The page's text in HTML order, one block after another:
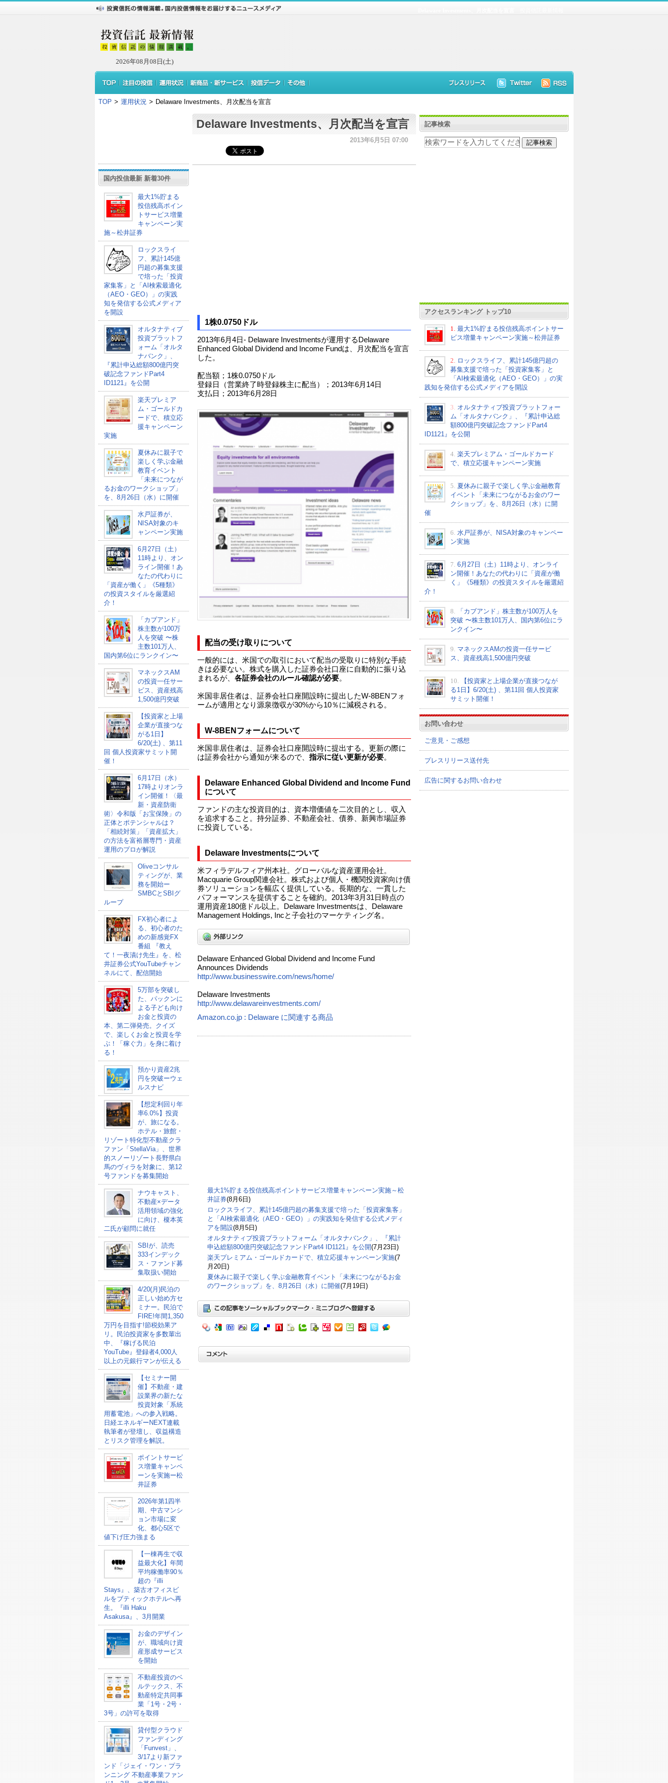
2026年08月08日(土)
TOP > 運用状況 > Delaware Investments、月次配当を宣言
国内投信最新 新着30件
最大1%貯まる
投信残高ポイン
トサービス増量
キャンペーン実
施～松井証券
ロックスライ
フ、累計145億
円超の募集支援
で培った「投資
家集客」と「AI検索最適化
（AEO・GEO）」の実践
知を発信する公式メディア
を開設
オルタナティブ
投資プラットフ
ォーム「オルタ
ナバンク」、
『累計申込総額800億円突
破記念ファンドPart4
ID1121』を公開
楽天プレミア
ム・ゴールドカ
ードで、積立応
援キャンペーン
実施
夏休みに親子で
楽しく学ぶ金融
教育イベント
「未来につなが
るお金のワークショップ」
を、8月26日（水）に開催
水戸証券が、
NISA対象のキ
ャンペーン実施
6月27日（土）
11時より、オン
ライン開催！あ
なたの代わりに
「資産が働く」《5種類》
の投資スタイルを厳選紹
介！
「カブアンド」
株主数が100万
人を突破 〜株
主数101万人、
国内第6位にランクイン〜
マネックスAM
の投資一任サー
ビス、資産残高
1,500億円突破
【投資家と上場
企業が直接つな
がる1日】
6/20(土) 、第11
回 個人投資家サミット開
催！
6月17日（水）
17時よりオンラ
イン開催！〈最
新・資産防衛
術〉令和版「お宝保険」の
正体とポテンシャルは？
「相続対策」「資産拡大」
の方法を富裕層専門・資産
運用のプロが解説
Oliveコンサル
ティングが、業
務を開始ー
SMBCとSBIグ
ループ
FX初心者によ
る、初心者のた
めの新感覚FX
番組 『教え
て！一夜漬け先生』を、松
井証券公式YouTubeチャン
ネルにて、配信開始
5万部を突破し
た、パックンに
よる子ども向け
お金と投資の
本、第二弾発売。クイズ
で、楽しくお金と投資を学
ぶ！「稼ぐ力」を身に着け
る！
預かり資産2兆
円を突破ーウェ
ルスナビ
【想定利回り年
率6.0%】投資
が、旅になる。
ホテル・旅館・
リゾート特化型不動産クラ
ファン「StellaVia」、世界
的スノーリゾート長野県白
馬のヴィラを対象に、第12
号ファンドを募集開始
ナウキャスト、
不動産×データ
活用領域の強化
に向け、榎本英
二氏が顧問に就任
SBIが、読売
333インデック
ス・ファンド募
集取扱い開始
4/20(月)民泊の
正しい始め方セ
ミナー。民泊で
FIRE!年間1,350
万円を目指す!節税効果ア
リ。民泊投資家を多数輩出
中、『稼げる民泊
YouTube』登録者4,000人
以上の元銀行マンが伝える
【セミナー開
催】不動産・建
設業界の新たな
投資対象「系統
用蓄電池」への参入戦略。
日経エネルギーNEXT連載
執筆者が登壇し、収益構造
とリスク管理を解説。
ポイントサービ
ス増量キャンペ
ーンを実施ー松
井証券
2026年第1四半
期、中古マンシ
ョン市場に変
化、都心5区で
値下げ圧力強まる
【一棟再生で収
益最大化】年間
平均稼働率90％
超の『illi
Stays』、築古オフィスビ
ルをブティックホテルへ再
生。『illi Haku
Asakusa』、3月開業
お金のデザイン
が、職域向け資
産形成サービス
を開始
不動産投資のベ
ルテックス、不
動産特定共同事
業「1号・2号・
3号」の許可を取得
貸付型クラウド
ファンディング
「Funvest」、
3/17より新ファ
ンド「ジェイ・ワン・プラ
ンニング 不動産事業ファン
Delaware Investments、月次配当を宣言
2013年6月5日 07:00
1株0.0750ドル
2013年6月4日- Delaware Investmentsが運用するDelaware
Enhanced Global Dividend and Income Fundは、月次配当を宣言
した。
配当額；1株0.0750ドル
登録日（営業終了時登録株主に配当）；2013年6月14日
支払日；2013年6月28日
配当の受け取りについて
一般的には、米国での取引において配当の受取りに特別な手続
きは必要ない。株式を購入した証券会社口座に自動的に振り込
まれるが、 各証券会社のルール確認が必要。
米国非居住者は、証券会社口座開設時に提出したW-8BENフォ
ームが適用となり源泉徴収が30%から10％に減税される。
W-8BENフォームについて
米国非居住者は、証券会社口座開設時に提出する。更新の際に
は証券会社から通知が来るので、 指示に従い更新が必要。
Delaware Enhanced Global Dividend and Income Fund
について
ファンドの主な投資目的は、資本増価値を二次目的とし、収入
を追求すること。持分証券、不動産会社、債券、新興市場証券
に投資している。
Delaware Investmentsについて
米フィラデルフィア州本社。グローバルな資産運用会社。
Macquarie Group関連会社。株式および個人・機関投資家向け債
券ソリューションを幅広く提供している。長期的な、一貫した
パフォーマンスを提供することを確約。2013年3月31日時点の
運用資産180億ドル以上。Delaware Investmentsは、Delaware
Management Holdings, Incと子会社のマーケティング名。
Delaware Enhanced Global Dividend and Income Fund
Announces Dividends
http://www.businesswire.com/news/home/
Delaware Investments
http://www.delawareinvestments.com/
Amazon.co.jp : Delaware に関連する商品
最大1%貯まる投信残高ポイントサービス増量キャンペーン実施～松
井証券(8月6日)
ロックスライフ、累計145億円超の募集支援で培った「投資家集客」
と「AI検索最適化（AEO・GEO）」の実践知を発信する公式メディ
アを開設(8月5日)
オルタナティブ投資プラットフォーム「オルタナバンク」、『累計
申込総額800億円突破記念ファンドPart4 ID1121』を公開(7月23日)
楽天プレミアム・ゴールドカードで、積立応援キャンペーン実施(7
月20日)
夏休みに親子で楽しく学ぶ金融教育イベント「未来につながるお金
のワークショップ」を、8月26日（水）に開催(7月19日)
記事検索
アクセスランキング トップ10
1.
最大1%貯まる投信残高ポイントサー
ビス増量キャンペーン実施～松井証券
2.
ロックスライフ、累計145億円超の
募集支援で培った「投資家集客」と
「AI検索最適化（AEO・GEO）」の実
践知を発信する公式メディアを開設
3. オルタナティブ投資プラットフォー
ム「オルタナバンク」、『累計申込総
額800億円突破記念ファンドPart4
ID1121』を公開
4. 楽天プレミアム・ゴールドカード
で、積立応援キャンペーン実施
5. 夏休みに親子で楽しく学ぶ金融教育
イベント「未来につながるお金のワー
クショップ」を、8月26日（水）に開
催
6. 水戸証券が、NISA対象のキャンペー
ン実施
7. 6月27日（土）11時より、オンライ
ン開催！あなたの代わりに「資産が働
く」《5種類》の投資スタイルを厳選紹
介！
8.
「カブアンド」株主数が100万人を
突破 〜株主数101万人、国内第6位にラ
ンクイン〜
9. マネックスAMの投資一任サービ
ス、資産残高1,500億円突破
10.
【投資家と上場企業が直接つなが
る1日】6/20(土) 、第11回 個人投資家
サミット開催！
お問い合わせ
ご意見・ご感想
プレスリリース送付先
広告に関するお問い合わせ